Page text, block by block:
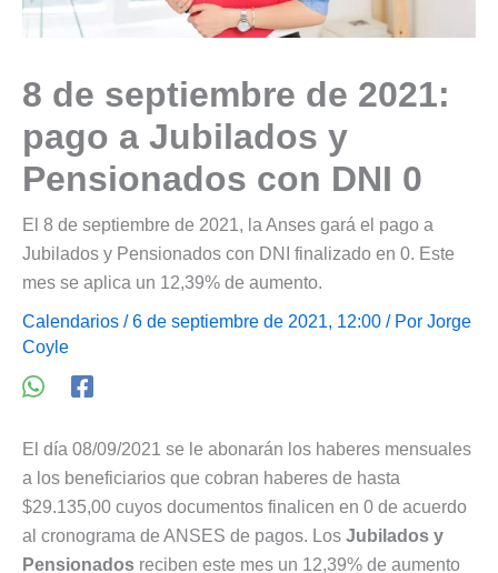
8 de septiembre de 2021:
pago a Jubilados y
Pensionados con DNI 0
El 8 de septiembre de 2021, la Anses gará el pago a
Jubilados y Pensionados con DNI finalizado en 0. Este
mes se aplica un 12,39% de aumento.
Calendarios / 6 de septiembre de 2021, 12:00 / Por Jorge
Coyle
El día 08/09/2021 se le abonarán los haberes mensuales
a los beneficiarios que cobran haberes de hasta
$29.135,00 cuyos documentos finalicen en 0 de acuerdo
al cronograma de ANSES de pagos. Los Jubilados y
Pensionados reciben este mes un 12,39% de aumento